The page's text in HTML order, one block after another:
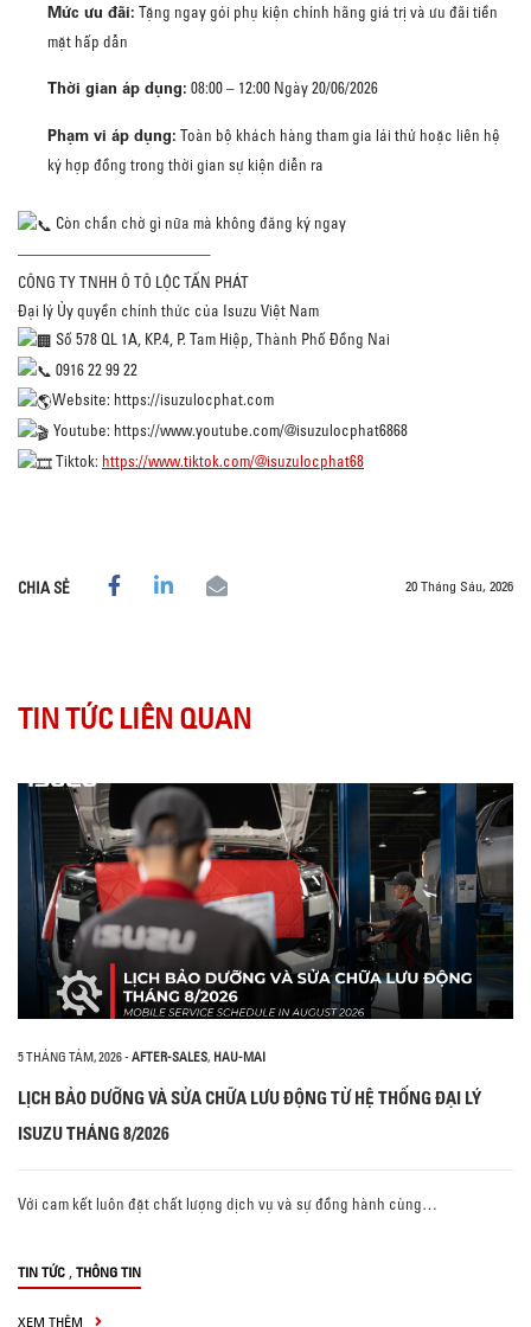
Mức ưu đãi: Tặng ngay gói phụ kiện chính hãng giá trị và ưu đãi tiền
mặt hấp dẫn
Thời gian áp dụng: 08:00 – 12:00 Ngày 20/06/2026
Phạm vi áp dụng: Toàn bộ khách hàng tham gia lái thử hoặc liên hệ
ký hợp đồng trong thời gian sự kiện diễn ra
Còn chần chờ gì nữa mà không đăng ký ngay
————————————–
CÔNG TY TNHH Ô TÔ LỘC TẤN PHÁT
Đại lý Ủy quyền chính thức của Isuzu Việt Nam
Số 578 QL 1A, KP.4, P. Tam Hiệp, Thành Phố Đồng Nai
0916 22 99 22
Website: https://isuzulocphat.com
Youtube: https://www.youtube.com/@isuzulocphat6868
Tiktok: https://www.tiktok.com/@isuzulocphat68
CHIA SẺ 20 Tháng Sáu, 2026
TIN TỨC LIÊN QUAN
5 THÁNG TÁM, 2026- AFTER-SALES, HAU-MAI
LỊCH BẢO DƯỠNG VÀ SỬA CHỮA LƯU ĐỘNG TỪ HỆ THỐNG ĐẠI LÝ
ISUZU THÁNG 8/2026
Với cam kết luôn đặt chất lượng dịch vụ và sự đồng hành cùng…
TIN TỨC , THÔNG TIN
XEM THÊM